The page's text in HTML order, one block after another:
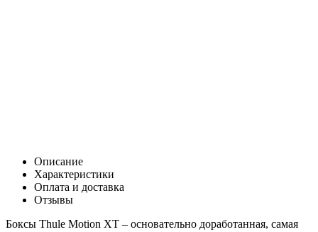
Описание
Характеристики
Оплата и доставка
Отзывы
Боксы Thule Motion XT – основательно доработанная, самая